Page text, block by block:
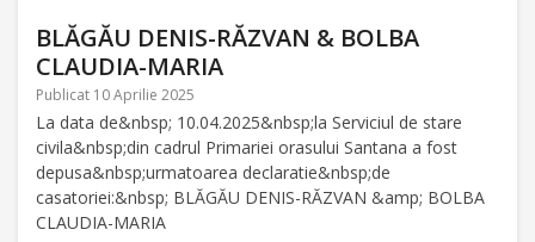
BLĂGĂU DENIS-RĂZVAN & BOLBA
CLAUDIA-MARIA
Publicat 10 Aprilie 2025
La data de&nbsp; 10.04.2025&nbsp;la Serviciul de stare
civila&nbsp;din cadrul Primariei orasului Santana a fost
depusa&nbsp;urmatoarea declaratie&nbsp;de
casatoriei:&nbsp; BLĂGĂU DENIS-RĂZVAN &amp; BOLBA
CLAUDIA-MARIA